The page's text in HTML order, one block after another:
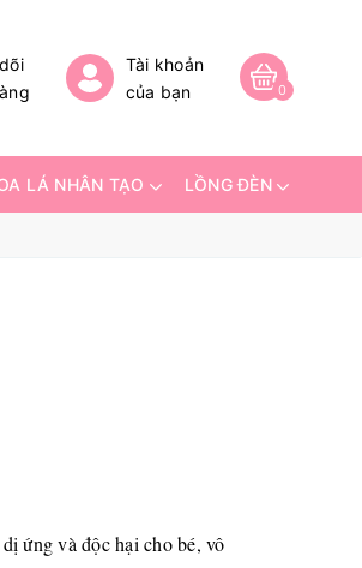
Tài khoản
của bạn
0
LÁ NHÂN TẠO LỒNG ĐÈN
ứng và độc hại cho bé, vô